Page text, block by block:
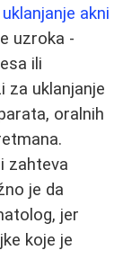
uklanjanje akni
uzroka -
ili
za uklanjanje
oralnih
zahteva
je da
jer
koje je